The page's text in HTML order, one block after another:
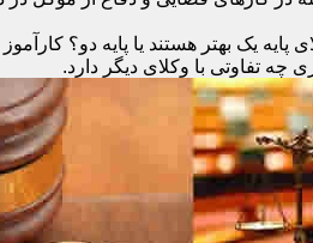
یک بهتر هستند یا پایه دو؟
تفاوتی با وکلای دیگر دارد.